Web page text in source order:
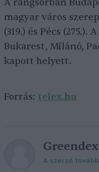
A rangsorban
magyar város
(319.) és Pécs
Bukarest, Milánó,
kapott helyett.
Forrás: telex.hu
A szerző